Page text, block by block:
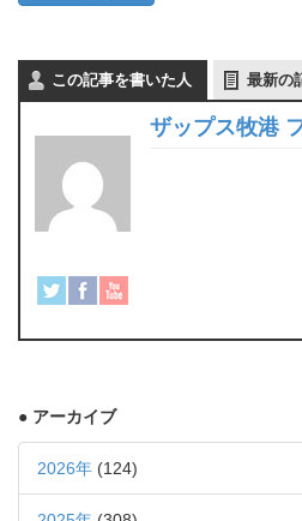
この記事を書いた人 最新の
ザップス牧港
● アーカイブ
2026年 (124)